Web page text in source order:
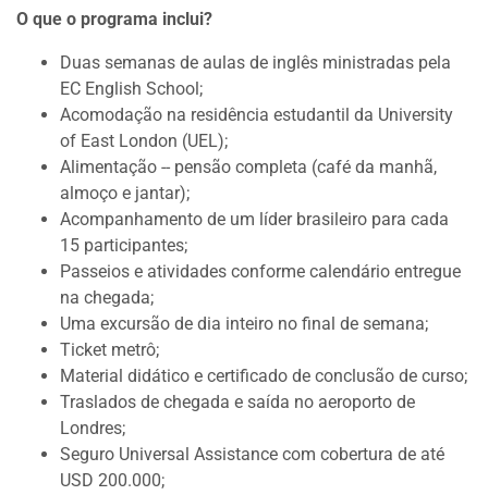
O que o programa inclui?
Duas semanas de aulas de inglês ministradas pela
EC English School;
Acomodação na residência estudantil da University
of East London (UEL);
Alimentação -- pensão completa (café da manhã,
almoço e jantar);
Acompanhamento de um líder brasileiro para cada
15 participantes;
Passeios e atividades conforme calendário entregue
na chegada;
Uma excursão de dia inteiro no final de semana;
Ticket metrô;
Material didático e certificado de conclusão de curso;
Traslados de chegada e saída no aeroporto de
Londres;
Seguro Universal Assistance com cobertura de até
USD 200.000;